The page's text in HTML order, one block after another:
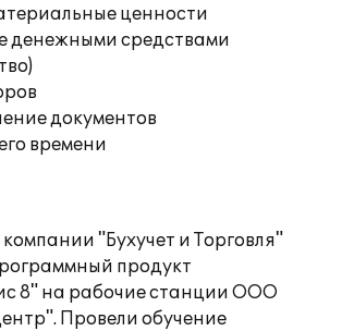
ценности
денежными средствами
документов
времени
"Бухучет и Торговля"
продукт
8" на рабочие станции ООО
Провели обучение